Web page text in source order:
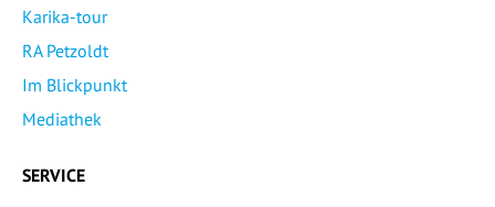
Karika-tour
RA Petzoldt
Im Blickpunkt
Mediathek
SERVICE